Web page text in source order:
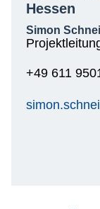
Hessen
Simon
+49 611